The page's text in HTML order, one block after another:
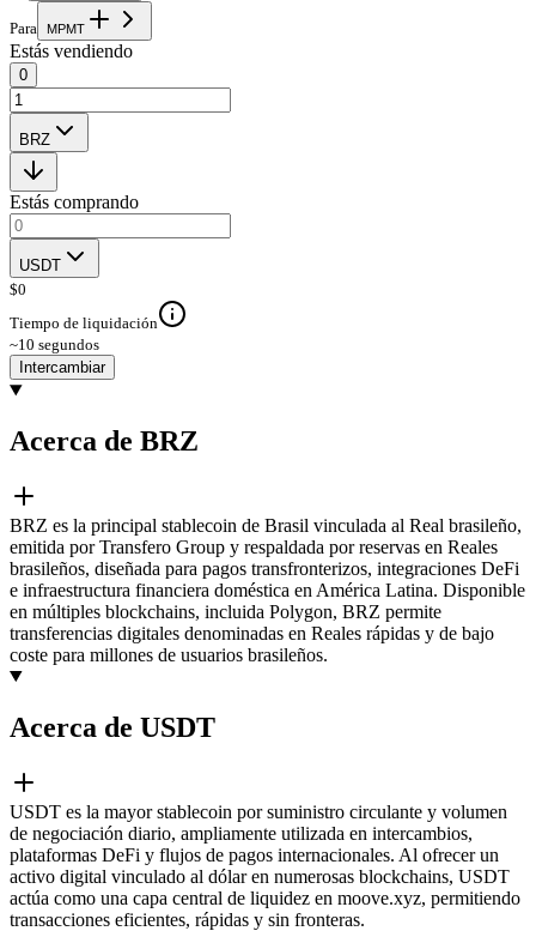
Para MPMT
Estás vendiendo
0
BRZ
Estás comprando
USDT
$0
Tiempo de liquidación
~10 segundos
Intercambiar
Acerca de BRZ
BRZ es la principal stablecoin de Brasil vinculada al Real brasileño,
emitida por Transfero Group y respaldada por reservas en Reales
brasileños, diseñada para pagos transfronterizos, integraciones DeFi
e infraestructura financiera doméstica en América Latina. Disponible
en múltiples blockchains, incluida Polygon, BRZ permite
transferencias digitales denominadas en Reales rápidas y de bajo
coste para millones de usuarios brasileños.
Acerca de USDT
USDT es la mayor stablecoin por suministro circulante y volumen
de negociación diario, ampliamente utilizada en intercambios,
plataformas DeFi y flujos de pagos internacionales. Al ofrecer un
activo digital vinculado al dólar en numerosas blockchains, USDT
actúa como una capa central de liquidez en moove.xyz, permitiendo
transacciones eficientes, rápidas y sin fronteras.